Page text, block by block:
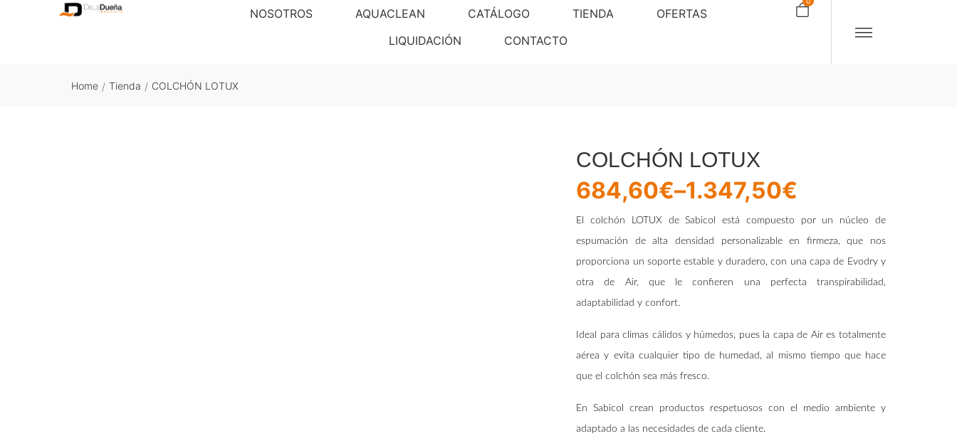
NOSOTROS AQUACLEAN CATÁLOGO TIENDA
OFERTAS
LIQUIDACIÓN
CONTACTO
Home / Tienda / COLCHÓN LOTUX
COLCHÓN LOTUX
684,60€–1.347,50€
El colchón LOTUX de Sabicol está compuesto por un núcleo de
espumación de alta densidad personalizable en firmeza, que nos
proporciona un soporte estable y duradero, con una capa de Evodry y
otra de Air, que le confieren una perfecta transpirabilidad,
adaptabilidad y confort.
Ideal para climas cálidos y húmedos, pues la capa de Air es totalmente
aérea y evita cualquier tipo de humedad, al mismo tiempo que hace
que el colchón sea más fresco.
En Sabicol crean productos respetuosos con el medio ambiente y
adaptado a las necesidades de cada cliente.